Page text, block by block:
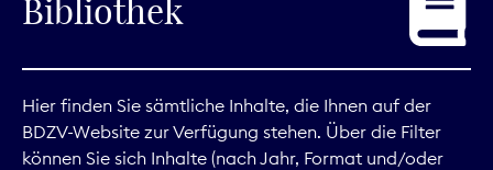
Service
Digitales
Bibliothek
Hier finden Sie sämtliche Inhalte, die Ihnen auf der
BDZV-Website zur Verfügung stehen. Über die Filter
können Sie sich Inhalte (nach Jahr, Format und/oder